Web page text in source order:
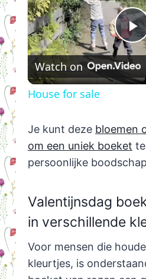
Watch on
House for sale
Je kunt deze bloemen
om een uniek boeket
persoonlijke
Valentijnsdag
in verschillende
Voor mensen die
kleurtjes, is